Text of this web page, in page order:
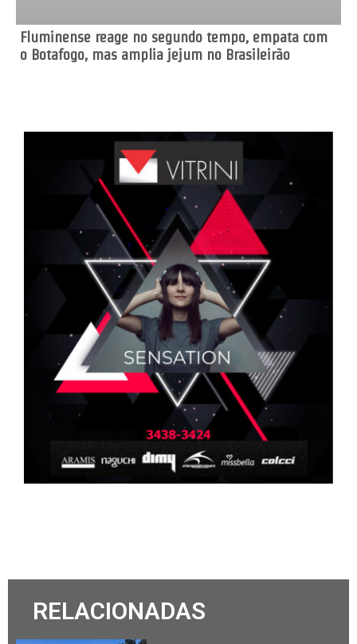
Fluminense reage no segundo tempo, empata com
o Botafogo, mas amplia jejum no Brasileirão
RELACIONADAS